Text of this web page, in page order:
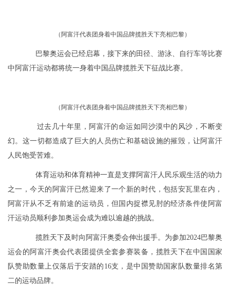
（阿富汗代表团身着中国品牌揽胜天下亮相巴黎）
巴黎奥运会已经启幕，接下来的田径、游泳、自行车等比赛
中阿富汗运动都将统一身着中国品牌揽胜天下征战比赛。
（阿富汗代表团身着中国品牌揽胜天下亮相巴黎）
过去几十年里，阿富汗的命运如同沙漠中的风沙，不断变
幻。这一切都造成了巨大的人员伤亡和基础设施的摧毁，让阿富汗
人民饱受苦难。
体育运动和体育精神一直是支撑阿富汗人民乐观生活的动力
之一，今天的阿富汗已然迎来了一个新的时代，包括安瓦里在内，
阿富汗从不乏有前途的运动员，但国内捉襟见肘的经济条件使阿富
汗运动员顺利参加奥运会成为难以逾越的挑战。
揽胜天下及时向阿富汗奥委会伸出援手。为参加2024巴黎奥
运会的阿富汗奥会代表团提供全套参赛装备，揽胜天下在中国国家
队赞助数量上仅落后于安踏的16支，是中国赞助国家队数量排名第
二的运动品牌。